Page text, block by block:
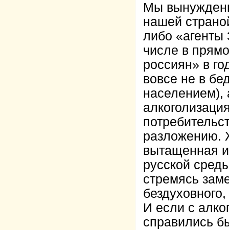
Мы
нашей
либо «агенты
числе в
россиян» в
вовсе не в
населением),
разложению.
вытащенная
русской
стремясь
И если с
справились